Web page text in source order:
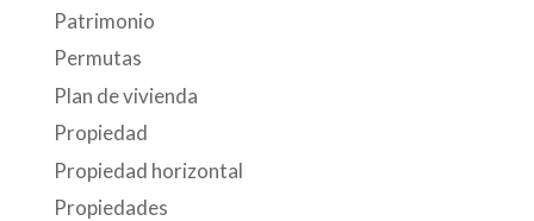
Patrimonio
Permutas
Plan de vivienda
Propiedad
Propiedad horizontal
Propiedades